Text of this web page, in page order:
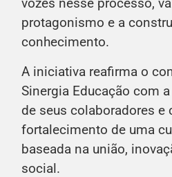
vozes nesse processo,
protagonismo e a
conhecimento.
A iniciativa reafirma o
Sinergia Educação com
de seus colaboradores e
fortalecimento de uma
baseada na união,
social.